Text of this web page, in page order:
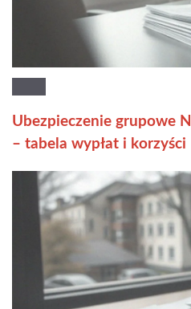
Ubezpieczenie grupowe
– tabela wypłat i korzyści